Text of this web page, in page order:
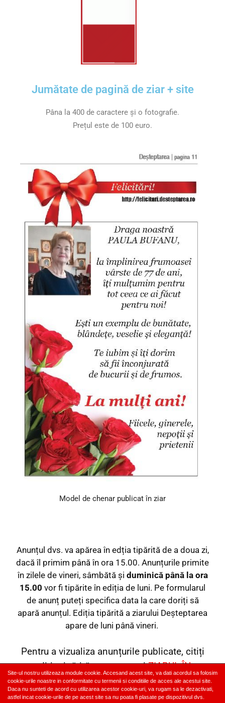
Site-ul nostru utilizeaza module cookie. Accesand acest site, va dati acordul sa folosim
cookie-urile noastre in conformitate cu termenii si conditiile de acces ale acestui site.
Daca nu sunteti de acord cu utilizarea acestor cookie-uri, va rugam sa le dezactivati,
astfel incat cookie-urile de pe acest site sa nu poata fi plasate pe dispozitivul dvs.
Jumătate de pagină de ziar + site
Pâna la 400 de caractere și o fotografie.
Prețul este de 100 euro.
Model de chenar publicat în ziar
Anunțul dvs. va apărea în edția tipărită de a doua zi,
dacă îl primim până în ora 15.00. Anunțurile primite
în zilele de vineri, sâmbătă și duminică până la ora
15.00 vor fi tipărite în ediția de luni. Pe formularul
de anunț puteți specifica data la care doriți să
apară anunțul. Ediția tipărită a ziarului Deșteptarea
apare de luni până vineri.
Pentru a vizualiza anunțurile publicate, citiți
ediția tipărită sau accesațiZIARUL ÎN
FORMAT DIGITAL